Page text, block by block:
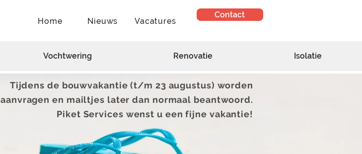
Home Nieuws Vacatures
Contact
Vochtwering Renovatie Isolatie
Tijdens de bouwvakantie (t/m 23 augustus) worden
aanvragen en mailtjes later dan normaal beantwoord.
Piket Services wenst u een fijne vakantie!